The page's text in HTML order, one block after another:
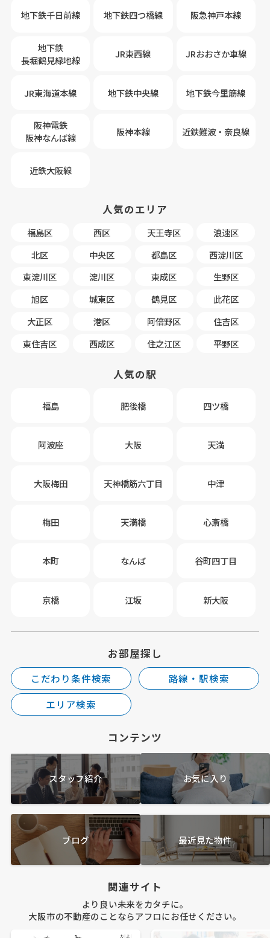
地下鉄千日前線 地下鉄四つ橋線 阪急神戸本線
地下鉄
長堀鶴見緑地線
JR東西線 JRおおさか車線
JR東海道本線 地下鉄中央線 地下鉄今里筋線
阪神電鉄
阪神なんば線
阪神本線 近鉄難波・奈良線
近鉄大阪線
人気のエリア
福島区 西区 天王寺区
浪速区
北区
中央区 都島区
西淀川区
東淀川区
淀川区 東成区
生野区
旭区
城東区 鶴見区
此花区
大正区
港区 阿倍野区
住吉区
東住吉区
西成区 住之江区 平野区
人気の駅
福島 肥後橋 四ツ橋
阿波座 大阪 天満
大阪梅田 天神橋筋六丁目 中津
梅田 天満橋 心斎橋
本町 なんば 谷町四丁目
京橋 江坂 新大阪
お部屋探し
こだわり条件検索
路線・駅検索
エリア検索
コンテンツ
スタッフ紹介 お気に入り
ブログ 最近見た物件
関連サイト
より良い未来をカタチに。
大阪市の不動産のことならアフロにお任せください。